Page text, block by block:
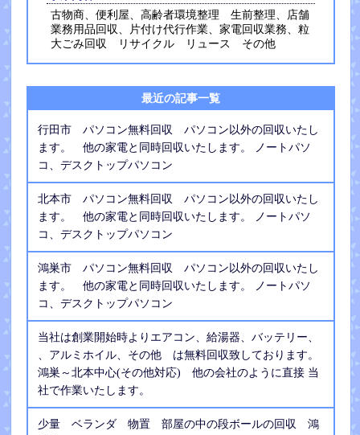
古物商、便利屋、高齢者環境整理 生前整理、店舗
業務用品回収、片付け代行作業、家電回収業務、粒
大ごみ回収 リサイクル リュース その他
最近の記事一覧
行田市 パソコン無料回収 パソコン以外の回収いたし
ます。 他の家電と同時回収いたします。 ノートパソ
コ、デスクトップパソコン
北本市 パソコン無料回収 パソコン以外の回収いたし
ます。 他の家電と同時回収いたします。 ノートパソ
コ、デスクトップパソコン
鴻巣市 パソコン無料回収 パソコン以外の回収いたし
ます。 他の家電と同時回収いたします。 ノートパソ
コ、デスクトップパソコン
当社は創業開始時よりエアコン、給湯器、バッテリー、
、アルミホイル、その他 は無料回収致しております。
鴻巣～北本中心(その他対応) 他の会社のように直接 当
社で作業いたします。
少量 ベランダ 物置 部屋の中の段ボールの回収 鴻